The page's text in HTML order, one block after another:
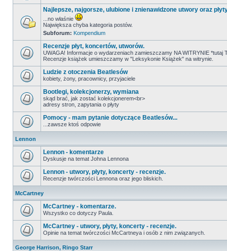
Najlepsze, najgorsze, ulubione i znienawidzone utwory oraz
...no właśnie
Największa chyba kategoria postów.
Subforum: Kompendium
Recenzje płyt, koncertów, utworów.
UWAGA! Informacje o wydarzeniach zamieszczamy NA WITRYNIE *tutaj
Recenzje książek umieszczamy w "Leksykonie Książek" na witrynie.
Ludzie z otoczenia Beatlesów
kobiety, żony, pracownicy, przyjaciele
Bootlegi, kolekcjonerzy, wymiana
skąd brać, jak zostać kolekcjonerem<br>
adresy stron, zapytania o płyty
Pomocy - mam pytanie dotyczące Beatlesów...
...zawsze ktoś odpowie
Lennon
Lennon - komentarze
Dyskusje na temat Johna Lennona
Lennon - utwory, płyty, koncerty - recenzje.
Recenzje twórczości Lennona oraz jego bliskich.
McCartney
McCartney - komentarze.
Wszystko co dotyczy Paula.
McCartney - utwory, płyty, koncerty - recenzje.
Opinie na temat twórczości McCartneya i osób z nim związanych.
George Harrison, Ringo Starr